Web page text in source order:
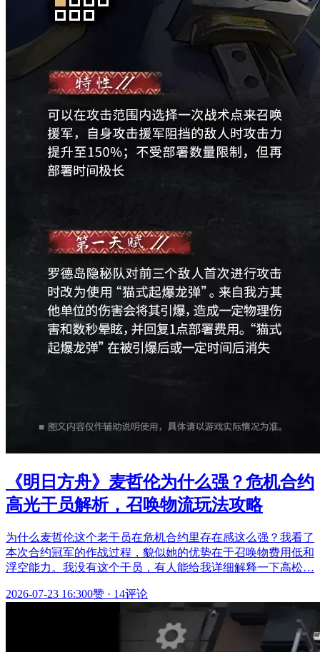
《明日方舟》麦哲伦为什么强？危机合约
高光干员解析，召唤物流玩法攻略
为什么麦哲伦这个老干员在危机合约里存在感这么强？我看了
本次合约冠军的作战过程，貌似她的优势在于召唤物费用低和
浮空能力。我没有这个干员，有人能给我详细解释一下高松…
2026-07-23 16:300赞 · 14评论